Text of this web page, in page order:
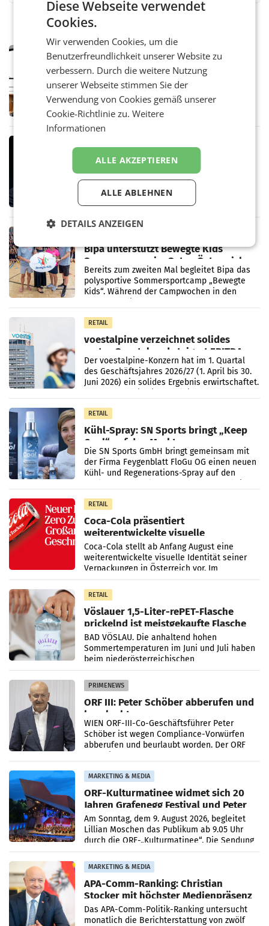
MARKETING & MEDIA
Pilnacek-U-Ausschuss - Presserat
fordert sensible Berichterstattung
WIEN Der Presserat fordert Medienvertreter
dazu auf, im U-Ausschuss zu den
Ermittlungen rund um das Ableben des Ex-
Pilnacek, auf sensible
Stiftungsrat Lederer wehrt sich in
Mehrere Themen beschäftigen derzeit den
ORF. Am Dienstag soll im Stiftungsrat über
die vom neuen ORF-Chef Clemens Pig
Direktionen abgestimmt werden.
Bipa unterstützt Bewegte Kids
Sommercamps im Osten Österreichs
Bereits zum zweiten Mal begleitet Bipa das
polysportive Sommersportcamp „Bewegte
Kids“. Während der Campwochen in den
RETAIL
voestalpine verzeichnet solides
erstes Quartal und steigert EBITDA
Der voestalpine-Konzern hat im 1. Quartal
des Geschäftsjahres 2026/27 (1. April bis 30.
Juni 2026) ein solides Ergebnis erwirtschaftet.
RETAIL
Kühl-Spray: SN Sports bringt „Keep
Cool“ auf den Markt
Die SN Sports GmbH bringt gemeinsam mit
der Firma Feygenblatt FloGu OG einen neuen
Kühl- und Regenerations-Spray auf den
RETAIL
Coca-Cola präsentiert
weiterentwickelte visuelle
Markenidentität
Coca-Cola stellt ab Anfang August eine
weiterentwickelte visuelle Identität seiner
Verpackungen in Österreich vor. Im
Mittelpunkt des Redesigns stehen zentrale
Gestaltungselemente
RETAIL
Vöslauer 1,5-Liter-rePET-Flasche
prickelnd ist meistgekaufte Flasche
Österreichs
BAD VÖSLAU. Die anhaltend hohen
Sommertemperaturen im Juni und Juli haben
beim niederösterreichischen
Getränkehersteller Vöslauer zu deutlichen
Absatzzuwächsen geführt. Während
PRIMENEWS
ORF III: Peter Schöber abberufen und
beurlaubt
WIEN ORF-III-Co-Geschäftsführer Peter
Schöber ist wegen Compliance-Vorwürfen
abberufen und beurlaubt worden. Der ORF
MARKETING & MEDIA
ORF-Kulturmatinee widmet sich 20
Jahren Grafenegg Festival und Peter
Simonischek
Am Sonntag, dem 9. August 2026, begleitet
Lillian Moschen das Publikum ab 9.05 Uhr
durch die ORF-„Kulturmatinee“. Die Sendung
startet mit der Dokumentation „20 Jahre
Grafenegg
MARKETING & MEDIA
APA-Comm-Ranking: Christian
Stocker mit höchster Medienpräsenz
im Juli
Das APA-Comm-Politik-Ranking untersucht
monatlich die Berichterstattung von zwölf
Diese Webseite verwendet
Cookies.
Wir verwenden Cookies, um die
Benutzerfreundlichkeit unserer Website zu
verbessern. Durch die weitere Nutzung
unserer Webseite stimmen Sie der
Verwendung von Cookies gemäß unserer
Cookie-Richtlinie zu.Weitere
Informationen
ALLE AKZEPTIEREN
ALLE ABLEHNEN
DETAILS ANZEIGEN